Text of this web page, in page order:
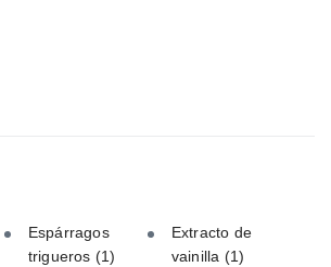
Espárragos
trigueros (1)
Extracto de
vainilla (1)